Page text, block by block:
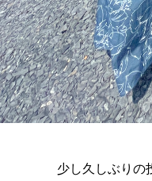
少し久しぶりの